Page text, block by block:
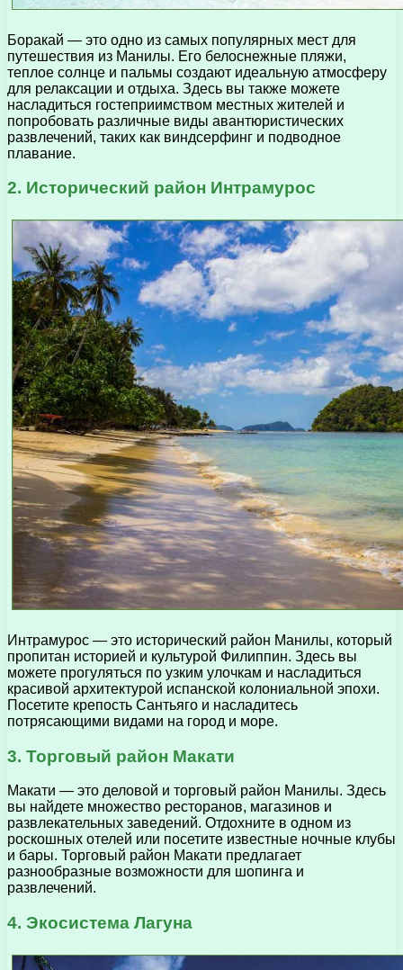
Боракай — это одно из самых популярных мест для
путешествия из Манилы. Его белоснежные пляжи,
теплое солнце и пальмы создают идеальную атмосферу
для релаксации и отдыха. Здесь вы также можете
насладиться гостеприимством местных жителей и
попробовать различные виды авантюристических
развлечений, таких как виндсерфинг и подводное
плавание.
2. Исторический район Интрамурос
Интрамурос — это исторический район Манилы, который
пропитан историей и культурой Филиппин. Здесь вы
можете прогуляться по узким улочкам и насладиться
красивой архитектурой испанской колониальной эпохи.
Посетите крепость Сантьяго и насладитесь
потрясающими видами на город и море.
3. Торговый район Макати
Макати — это деловой и торговый район Манилы. Здесь
вы найдете множество ресторанов, магазинов и
развлекательных заведений. Отдохните в одном из
роскошных отелей или посетите известные ночные клубы
и бары. Торговый район Макати предлагает
разнообразные возможности для шопинга и
развлечений.
4. Экосистема Лагуна